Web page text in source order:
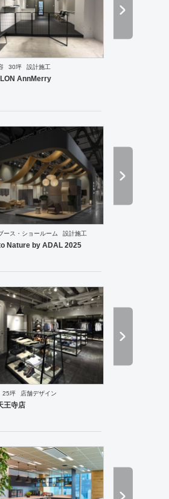
・韓国料理
30坪 設計施工
AnnMerry
その他 オフィス イベントブース・ショールーム
ース・ショールーム 設計施工
Nature by ADAL 2025
ングスペース
25坪 店舗デザイン
王寺店